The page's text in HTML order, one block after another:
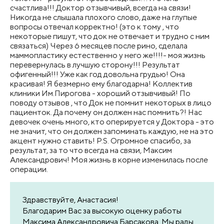
счастлива!!! Доктор отзывчивый, всегда на связи!
Никогда не слышала плохого слово, даже на глупые
вопросы отвечал корректно! (это к тому , что
некоторые пишут, что док не отвечает и трудно с ним
связаться) Через 6 месяцев после рино, сделала
маммопластику естественно у него же!!!!- моя жизнь
перевернулась в лучшую сторону!!! Результат
офигенный!!! Уже как год довольна грудью! Она
красивая! Я безмерно ему благодарна! Коллектив
клиники Им.Пирогова - хороший отзывчивый! По
поводу отзывов , что Док не помнит некоторых в лицо
пациенток. Да почему он должен нас помнить?! Нас
девочек очень много, кто оперируется у Доктора - это
не значит, что он должен запоминать каждую, не на это
акцент нужно ставить! P.S. Огромное спасибо, за
результат, за то что всегда на связи, Максим
Александрович! Моя жизнь в корне изменилась после
операции.
Здравствуйте, Анастасия!
Благодарим Вас за высокую оценку работы
Максима Александровича Барсакова. Мы рады